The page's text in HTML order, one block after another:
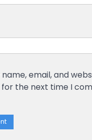
email, and
the next time I